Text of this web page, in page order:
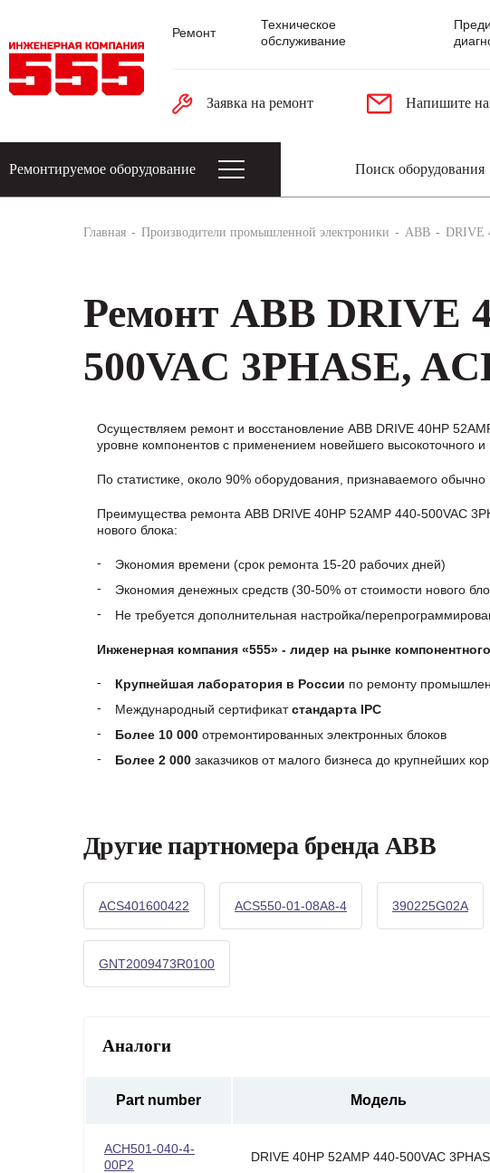
Ремонт
Техническое
обслуживание
Заявка на ремонт Напишите
Ремонтируемое оборудование
Главная Производители промышленной электроники ABB DRIVE
Ремонт ABB DRIVE
500VAC 3PHASE,
Осуществляем ремонт и восстановление ABB DRIVE 40HP
уровне компонентов с применением новейшего высокоточного и
По статистике, около 90% оборудования, признаваемого
Преимущества ремонта ABB DRIVE 40HP 52AMP 440-500VAC
нового блока:
Экономия времени (срок ремонта 15-20 рабочих дней)
Экономия денежных средств (30-50% от стоимости нового
Не требуется дополнительная настройка/
Инженерная компания «555» - лидер на рынке
Крупнейшая лаборатория в России по ремонту
Международный сертификатстандарта IPC
Более 10 000 отремонтированных электронных блоков
Более 2 000 заказчиков от малого бизнеса до крупнейших
Другие партномера бренда ABB
ACS401600422 ACS550-01-08A8-4 390225G02A
GNT2009473R0100
Аналоги
Part number Модель
ACH501-040-4-
00P2
DRIVE 40HP 52AMP 440-500VAC